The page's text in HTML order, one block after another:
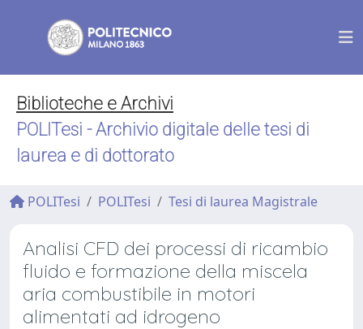
Biblioteche e Archivi
POLITesi - Archivio digitale delle tesi di
laurea e di dottorato
POLITesi POLITesi Tesi di laurea Magistrale
Analisi CFD dei processi di ricambio
fluido e formazione della miscela
aria combustibile in motori
alimentati ad idrogeno